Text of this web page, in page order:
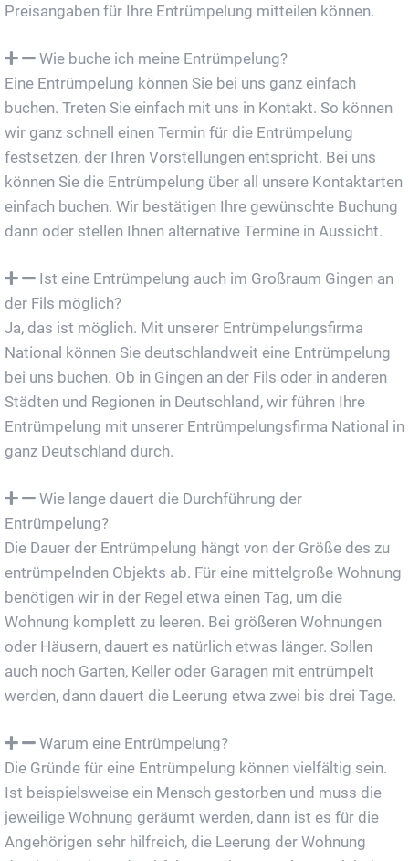
Preisangaben für Ihre Entrümpelung mitteilen können.
Wie buche ich meine Entrümpelung?
Eine Entrümpelung können Sie bei uns ganz einfach
buchen. Treten Sie einfach mit uns in Kontakt. So können
wir ganz schnell einen Termin für die Entrümpelung
festsetzen, der Ihren Vorstellungen entspricht. Bei uns
können Sie die Entrümpelung über all unsere Kontaktarten
einfach buchen. Wir bestätigen Ihre gewünschte Buchung
dann oder stellen Ihnen alternative Termine in Aussicht.
Ist eine Entrümpelung auch im Großraum Gingen an
der Fils möglich?
Ja, das ist möglich. Mit unserer Entrümpelungsfirma
National können Sie deutschlandweit eine Entrümpelung
bei uns buchen. Ob in Gingen an der Fils oder in anderen
Städten und Regionen in Deutschland, wir führen Ihre
Entrümpelung mit unserer Entrümpelungsfirma National in
ganz Deutschland durch.
Wie lange dauert die Durchführung der
Entrümpelung?
Die Dauer der Entrümpelung hängt von der Größe des zu
entrümpelnden Objekts ab. Für eine mittelgroße Wohnung
benötigen wir in der Regel etwa einen Tag, um die
Wohnung komplett zu leeren. Bei größeren Wohnungen
oder Häusern, dauert es natürlich etwas länger. Sollen
auch noch Garten, Keller oder Garagen mit entrümpelt
werden, dann dauert die Leerung etwa zwei bis drei Tage.
Warum eine Entrümpelung?
Die Gründe für eine Entrümpelung können vielfältig sein.
Ist beispielsweise ein Mensch gestorben und muss die
jeweilige Wohnung geräumt werden, dann ist es für die
Angehörigen sehr hilfreich, die Leerung der Wohnung